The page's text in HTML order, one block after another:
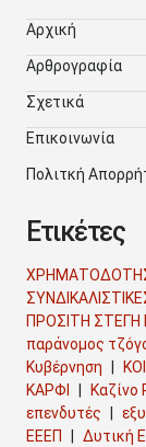
Αρχική
Αρθρογραφία
Σχετικά
Επικοινωνία
Πολιτκή
Ετικέτες
ΠΡΟΣΙΤΗ ΣΤΕΓΗ
παράνομος
Κυβέρνηση
ΚΑΡΦΙ
Καζίνο
επενδυτές
ΕΕΕΠ
Δυτική